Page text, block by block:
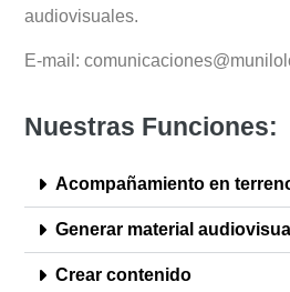
audiovisuales.
E-mail:
Nuestras Funciones:
Acompañamiento en
Generar material audiovisual
Crear contenido